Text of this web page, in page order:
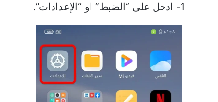
1- ادخل على “الضبط” او “الإعدادات”.